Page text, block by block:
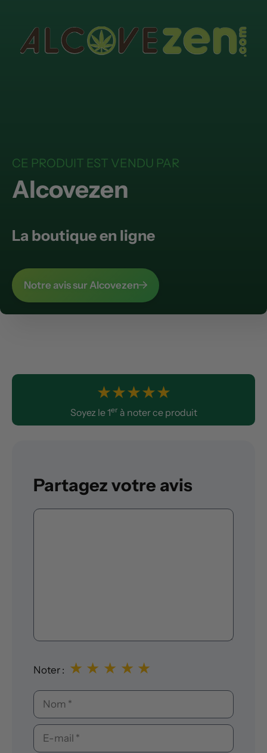
CE PRODUIT EST VENDU PAR
Alcovezen
La boutique en ligne
Notre avis sur Alcovezen
★★★★★
Soyez le 1er à noter ce produit
Partagez votre avis
Commentaire
Noter : ★
★
★
★
★
Nom
E-
mail